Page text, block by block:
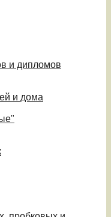
и дипломов
и дома